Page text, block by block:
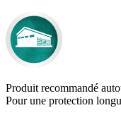
Produit recommandé
Pour une protection